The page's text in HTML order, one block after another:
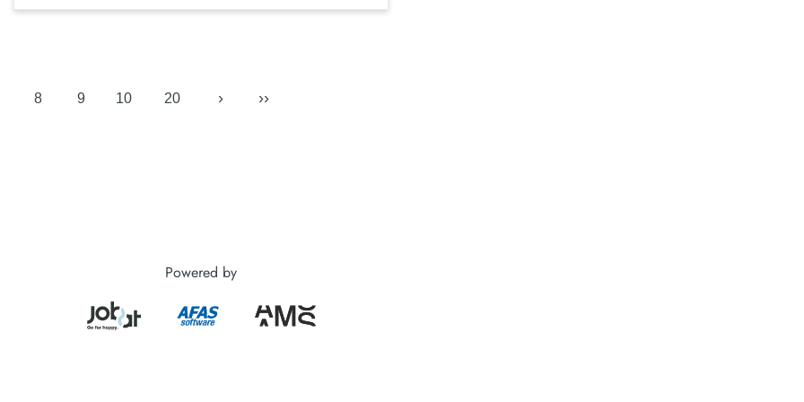
8 9 10 20 › ››
Powered by